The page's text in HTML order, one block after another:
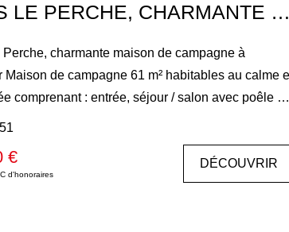
DANS LE PERCHE, CHARMANTE MAISON DE CAMPAGNE À RESTAURER
Perche, charmante maison de campagne à
et
comprenant : entrée, séjour / salon avec poêle à
deux chambres, salle d'eau avec wc. A la suite
€
d'honoraires
DÉCOUVRIR